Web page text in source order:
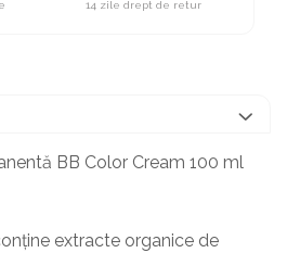
14 zile drept de retur
BB Color Cream 100 ml
extracte organice de